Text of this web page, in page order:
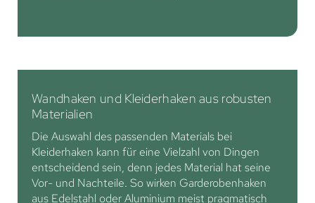
Wandhaken und Kleiderhaken aus robusten
Materialien
Die Auswahl des passenden Materials bei
Kleiderhaken kann für eine Vielzahl von Dingen
entscheidend sein, denn jedes Material hat seine
Vor- und Nachteile. So wirken Garderobenhaken
aus Edelstahl oder Aluminium meist pragmatisch